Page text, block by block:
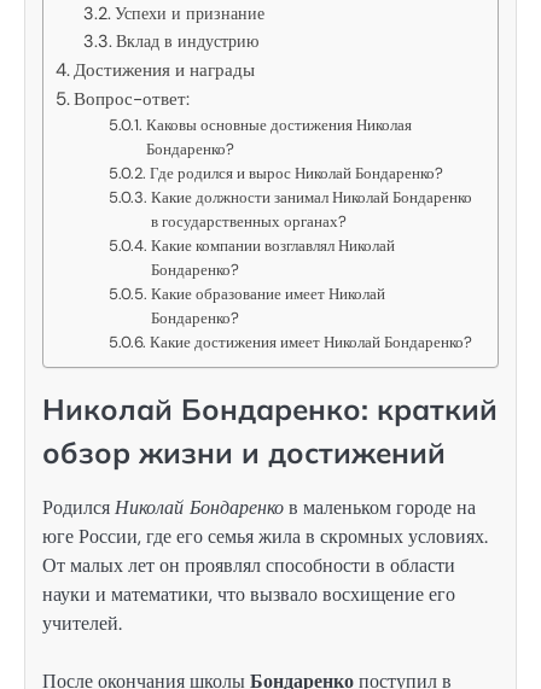
Успехи и признание
Вклад в индустрию
Достижения и награды
Вопрос-ответ:
Каковы основные достижения Николая
Бондаренко?
Где родился и вырос Николай Бондаренко?
Какие должности занимал Николай Бондаренко
в государственных органах?
Какие компании возглавлял Николай
Бондаренко?
Какие образование имеет Николай
Бондаренко?
Какие достижения имеет Николай Бондаренко?
Николай Бондаренко: краткий
обзор жизни и достижений
РодилсяНиколай Бондаренков маленьком городе на
юге России, где его семья жила в скромных условиях.
От малых лет он проявлял способности в области
науки и математики, что вызвало восхищение его
учителей.
После окончания школыБондаренкопоступил в